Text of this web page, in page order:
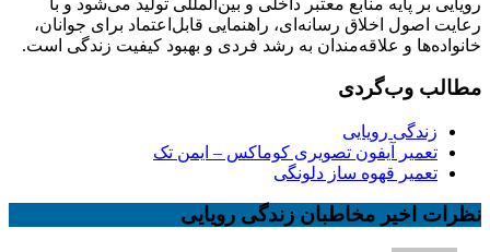
رویایی بر پایه منابع معتبر داخلی و بین‌المللی تولید می‌شود و با
رعایت اصول اخلاق رسانه‌ای، راهنمایی قابل‌اعتماد برای جوانان،
خانواده‌ها و علاقه‌مندان به رشد فردی و بهبود کیفیت زندگی است.
مطالب وب‌گردی
زندگی رویایی
تعمیر آیفون تصویری کوماکس – ایمن تک
تعمیر قهوه ساز دلونگی
نظرات اخیر مخاطبان زندگی رویایی